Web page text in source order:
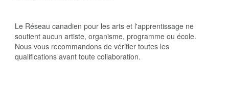
Le Réseau canadien pour les arts et l'apprentissage ne
soutient aucun artiste, organisme, programme ou école.
Nous vous recommandons de vérifier toutes les
qualifications avant toute collaboration.